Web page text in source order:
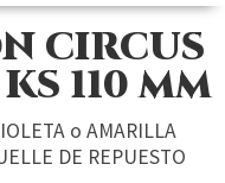
CIRCUS
110 MM
o AMARILLA
DE REPUESTO